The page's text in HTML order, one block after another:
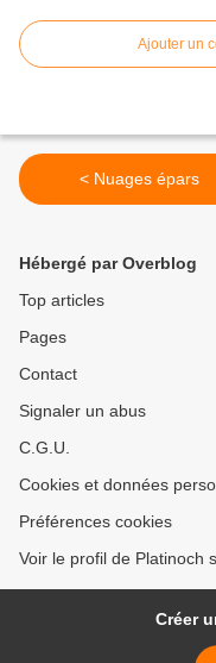
Ajouter un
< Nuages épars
Hébergé par Overblog
Top articles
Pages
Contact
Signaler un abus
C.G.U.
Cookies et données
Préférences cookies
Voir le profil de Platinoch
Créer